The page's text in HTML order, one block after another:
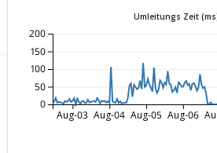
Umleitungs Zeit
Aug-03 Aug-04 Aug-05 Aug-06
0
50
100
150
200